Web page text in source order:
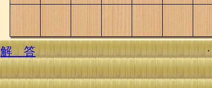
解 答 ・